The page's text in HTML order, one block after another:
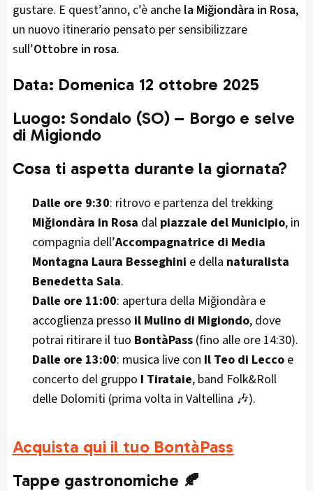
gustare. E quest’anno, c’è anche la Miğiondàra in Rosa,
un nuovo itinerario pensato per sensibilizzare
sull’Ottobre in rosa.
Data: Domenica 12 ottobre 2025
Luogo: Sondalo (SO) – Borgo e selve
di Migiondo
Cosa ti aspetta durante la giornata?
Dalle ore 9:30: ritrovo e partenza del trekking
Miğiondàra in Rosa dal piazzale del Municipio, in
compagnia dell’Accompagnatrice di Media
Montagna Laura Besseghini e della naturalista
Benedetta Sala.
Dalle ore 11:00: apertura della Miğiondàra e
accoglienza presso il Mulino di Migiondo, dove
potrai ritirare il tuo BontàPass(fino alle ore 14:30).
Dalle ore 13:00: musica live con Il Teo di Leccoe
concerto del gruppo I Tirataie, band Folk&Roll
delle Dolomiti (prima volta in Valtellina 🎶).
Acquista qui il tuo BontàPass
Tappe gastronomiche 🍂